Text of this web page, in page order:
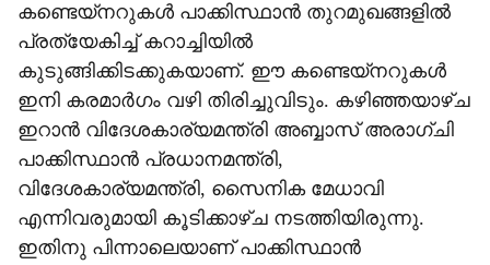
കണ്ടെയ്നറുകള്‍ പാക്കിസ്ഥാന്‍ തുറമുഖങ്ങളില്‍
പ്രത്യേകിച്ച് കറാച്ചിയില്‍
കുടുങ്ങിക്കിടക്കുകയാണ്. ഈ കണ്ടെയ്‌നറുകള്‍
ഇനി കരമാര്‍ഗം വഴി തിരിച്ചുവിടും. കഴിഞ്ഞയാഴ്ച
ഇറാന്‍ വിദേശകാര്യമന്ത്രി അബ്ബാസ് അരാഗ്ചി
പാക്കിസ്ഥാന്‍ പ്രധാനമന്ത്രി,
വിദേശകാര്യമന്ത്രി, സൈനിക മേധാവി
എന്നിവരുമായി കൂടിക്കാഴ്ച നടത്തിയിരുന്നു.
ഇതിനു പിന്നാലെയാണ് പാക്കിസ്ഥാന്‍